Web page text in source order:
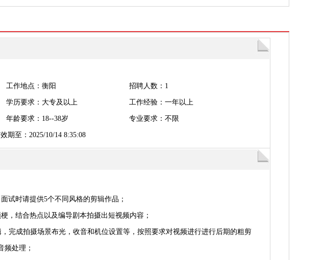
工作地点：衡阳 招聘人数：1
学历要求：大专及以上 工作经验：一年以上
年龄要求：18--38岁 专业要求：不限
期至：2025/10/14 8:35:08
试时请提供5个不同风格的剪辑作品；
，结合热点以及编导剧本拍摄出短视频内容；
完成拍摄场景布光，收音和机位设置等，按照要求对视频进行进行后期的粗剪
频处理；